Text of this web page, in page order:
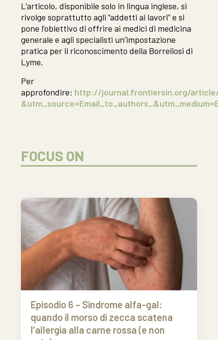
L’articolo, disponibile solo in lingua inglese, si
rivolge soprattutto agli “addetti ai lavori” e si
pone l’obiettivo di offrire ai medici di medicina
generale e agli specialisti un’impostazione
pratica per il riconoscimento della Borreliosi di
Lyme.
Per
approfondire: http://journal.frontiersin.org/
FOCUS ON
Episodio 6 – Sindrome alfa-gal:
quando il morso di zecca scatena
l’allergia alla carne rossa (e non